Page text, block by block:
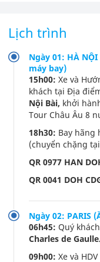
Lịch trình
Ngày 01: HÀ
máy bay)
15h00: Xe và
khách tại Địa
Nội Bài, khởi
Tour Châu Âu 8
18h30: Bay
(chuyển chặng
QR 0977 HAN
QR 0041 DOH
Ngày 02: PARIS
06h45: Quý
Charles de Gaulle.
09h00: Xe và